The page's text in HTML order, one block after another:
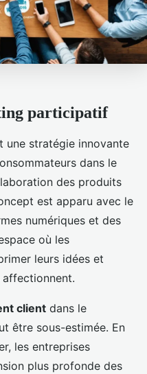
participatif
une stratégie innovante
dans le
des produits
est apparu avec le
numériques et des
où les
leurs idées et
affectionnent.
client dans le
être sous-estimée. En
les entreprises
plus profonde des